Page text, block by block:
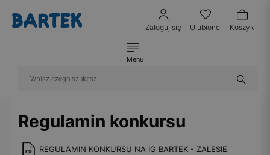
Zaloguj się Ulubione Koszyk
Menu
Regulamin konkursu
REGULAMIN KONKURSU NA IG BARTEK - ZALESIE